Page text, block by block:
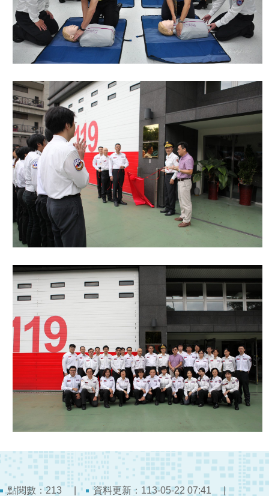
文
公
專
區
統
計
資
料
影
音
專
區
案
用
榮
譽
榜
聯
資
連
結
點閱數：213 資料更新：113-05-22 07:41